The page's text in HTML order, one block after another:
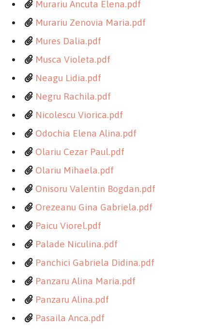
Murariu Ancuta Elena.pdf
Murariu Zenovia Maria.pdf
Mures Dalia.pdf
Musca Violeta.pdf
Neagu Lidia.pdf
Negru Rachila.pdf
Nicolescu Viorica.pdf
Odochia Elena Alina.pdf
Olariu Cezar Paul.pdf
Olariu Mihaela.pdf
Onisoru Valentin Bogdan.pdf
Orezeanu Gina Gabriela.pdf
Paicu Viorel.pdf
Palade Niculina.pdf
Panchici Gabriela Didina.pdf
Panzaru Alina Maria.pdf
Panzaru Alina.pdf
Pasaila Anca.pdf